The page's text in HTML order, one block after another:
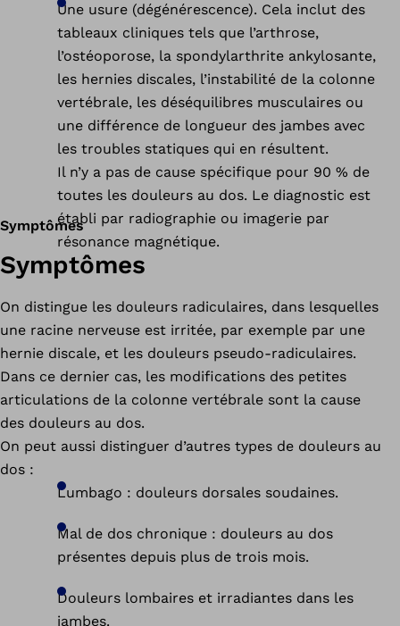
Une usure (dégénérescence). Cela inclut des
tableaux cliniques tels que l’arthrose,
l’ostéoporose, la spondylarthrite ankylosante,
les hernies discales, l’instabilité de la colonne
vertébrale, les déséquilibres musculaires ou
une différence de longueur des jambes avec
les troubles statiques qui en résultent.
Il n’y a pas de cause spécifique pour 90 % de
toutes les douleurs au dos. Le diagnostic est
établi par radiographie ou imagerie par
résonance magnétique.
Symptômes
Symptômes
On distingue les douleurs radiculaires, dans lesquelles
une racine nerveuse est irritée, par exemple par une
hernie discale, et les douleurs pseudo-radiculaires.
Dans ce dernier cas, les modifications des petites
articulations de la colonne vertébrale sont la cause
des douleurs au dos.
On peut aussi distinguer d’autres types de douleurs au
dos :
Lumbago : douleurs dorsales soudaines.
Mal de dos chronique : douleurs au dos
présentes depuis plus de trois mois.
Douleurs lombaires et irradiantes dans les
jambes.